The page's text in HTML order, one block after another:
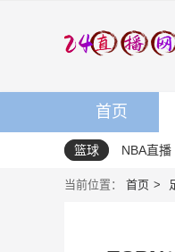
首页
篮球 NBA直播
当前位置： 首页